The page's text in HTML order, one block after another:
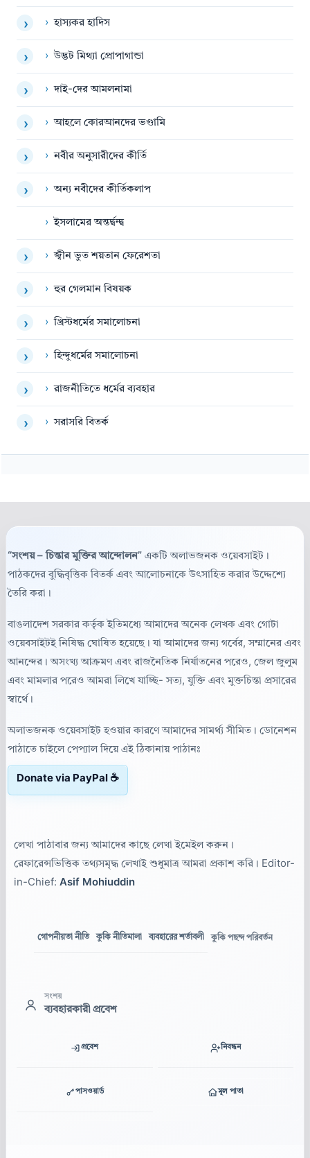
› › হাস্যকর হাদিস
› › উদ্ভট মিথ্যা প্রোপাগান্ডা
› › দাই-দের আমলনামা
› › আহলে কোরআনদের ভণ্ডামি
› › নবীর অনুসারীদের কীর্তি
› › অন্য নবীদের কীর্তিকলাপ
› ইসলামের অন্তর্দ্বন্দ্ব
› › জ্বীন ভুত শয়তান ফেরেশতা
› › হুর গেলমান বিষয়ক
› › খ্রিস্টধর্মের সমালোচনা
› › হিন্দুধর্মের সমালোচনা
› › রাজনীতিতে ধর্মের ব্যবহার
› › সরাসরি বিতর্ক
“সংশয় – চিন্তার মুক্তির আন্দোলন” একটি অলাভজনক ওয়েবসাইট।
পাঠকদের বুদ্ধিবৃত্তিক বিতর্ক এবং আলোচনাকে উৎসাহিত করার উদ্দেশ্যে
তৈরি করা।
বাঙলাদেশ সরকার কর্তৃক ইতিমধ্যে আমাদের অনেক লেখক এবং গোটা
ওয়েবসাইটই নিষিদ্ধ ঘোষিত হয়েছে। যা আমাদের জন্য গর্বের, সম্মানের এবং
আনন্দের। অসংখ্য আক্রমণ এবং রাজনৈতিক নির্যাতনের পরেও, জেল জুলুম
এবং মামলার পরেও আমরা লিখে যাচ্ছি- সত্য, যুক্তি এবং মুক্তচিন্তা প্রসারের
স্বার্থে।
অলাভজনক ওয়েবসাইট হওয়ার কারণে আমাদের সামর্থ্য সীমিত। ডোনেশন
পাঠাতে চাইলে পেপ্যাল দিয়ে এই ঠিকানায় পাঠানঃ
Donate via PayPal ☕
লেখা পাঠাবার জন্য আমাদের কাছে লেখা ইমেইল করুন।
রেফারেন্সভিত্তিক তথ্যসমৃদ্ধ লেখাই শুধুমাত্র আমরা প্রকাশ করি। Editor-
in-Chief: Asif Mohiuddin
গোপনীয়তা নীতি কুকি নীতিমালা ব্যবহারের শর্তাবলী কুকি পছন্দ পরিবর্তন
সংশয়
ব্যবহারকারী প্রবেশ
প্রবেশ নিবন্ধন
পাসওয়ার্ড মূল পাতা